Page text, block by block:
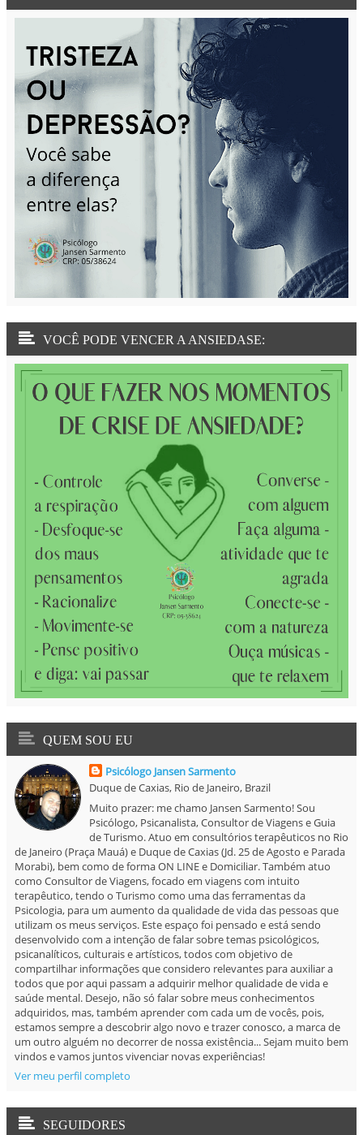
VOCÊ PODE VENCER A ANSIEDASE:
QUEM SOU EU
Duque de Caxias, Rio de Janeiro, Brazil
Muito prazer: me chamo Jansen Sarmento! Sou
Psicólogo, Psicanalista, Consultor de Viagens e Guia
de Janeiro (Praça Mauá) e Duque de Caxias (Jd. 25 de Agosto e Parada
Morabi), bem como de forma ON LINE e Domiciliar. Também atuo
como Consultor de Viagens, focado em viagens com intuito
terapêutico, tendo o Turismo como uma das ferramentas da
Psicologia, para um aumento da qualidade de vida das pessoas que
utilizam os meus serviços. Este espaço foi pensado e está sendo
desenvolvido com a intenção de falar sobre temas psicológicos,
psicanalíticos, culturais e artísticos, todos com objetivo de
compartilhar informações que considero relevantes para auxiliar a
todos que por aqui passam a adquirir melhor qualidade de vida e
saúde mental. Desejo, não só falar sobre meus conhecimentos
adquiridos, mas, também aprender com cada um de vocês, pois,
estamos sempre a descobrir algo novo e trazer conosco, a marca de
um outro alguém no decorrer de nossa existência... Sejam muito bem
vindos e vamos juntos vivenciar novas experiências!
Ver meu perfil completo
SEGUIDORES